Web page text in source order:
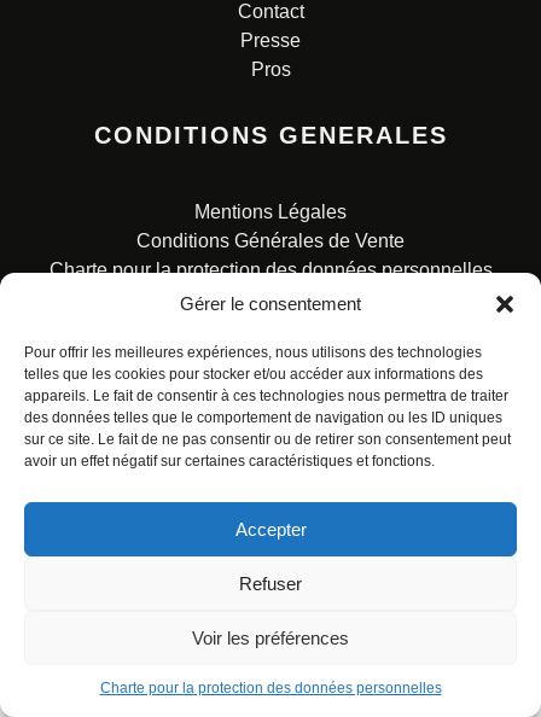
Gérer le consentement
Pour offrir les meilleures expériences, nous utilisons des technologies
telles que les cookies pour stocker et/ou accéder aux informations des
appareils. Le fait de consentir à ces technologies nous permettra de traiter
des données telles que le comportement de navigation ou les ID uniques
sur ce site. Le fait de ne pas consentir ou de retirer son consentement peut
avoir un effet négatif sur certaines caractéristiques et fonctions.
Accepter
Refuser
Voir les préférences
Charte pour la protection des données personnelles
Contact
Presse
Pros
CONDITIONS GENERALES
Mentions Légales
Conditions Générales de Vente
Charte pour la protection des données personnelles
© ALL RIGHTS RESERVED. URBAN COMICS POUR LES
ÉDITIONS FRANÇAISES.